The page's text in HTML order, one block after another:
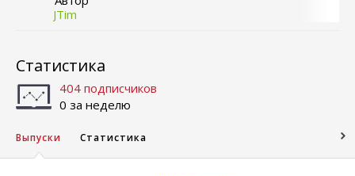
JTim
Статистика
404 подписчиков
0 за неделю
Выпуски Статистика